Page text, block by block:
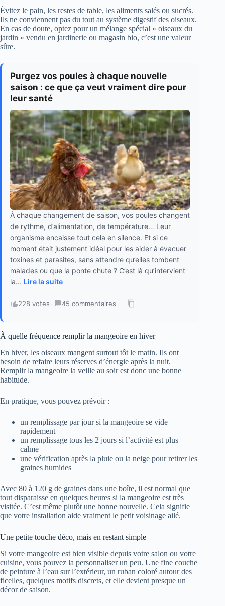
Évitez le pain, les restes de table, les aliments salés ou sucrés.
Ils ne conviennent pas du tout au système digestif des oiseaux.
En cas de doute, optez pour un mélange spécial « oiseaux du
jardin » vendu en jardinerie ou magasin bio, c’est une valeur
sûre.
Purgez vos poules à chaque nouvelle
saison : ce que ça veut vraiment dire pour
leur santé
À chaque changement de saison, vos poules changent
de rythme, d’alimentation, de température… Leur
organisme encaisse tout cela en silence. Et si ce
moment était justement idéal pour les aider à évacuer
toxines et parasites, sans attendre qu’elles tombent
malades ou que la ponte chute ? C’est là qu’intervient
la... Lire la suite
228 votes · 45 commentaires ·
À quelle fréquence remplir la mangeoire en hiver
En hiver, les oiseaux mangent surtout tôt le matin. Ils ont
besoin de refaire leurs réserves d’énergie après la nuit.
Remplir la mangeoire la veille au soir est donc une bonne
habitude.
En pratique, vous pouvez prévoir :
un remplissage par jour si la mangeoire se vide
rapidement
un remplissage tous les 2 jours si l’activité est plus
calme
une vérification après la pluie ou la neige pour retirer les
graines humides
Avec 80 à 120 g de graines dans une boîte, il est normal que
tout disparaisse en quelques heures si la mangeoire est très
visitée. C’est même plutôt une bonne nouvelle. Cela signifie
que votre installation aide vraiment le petit voisinage ailé.
Une petite touche déco, mais en restant simple
Si votre mangeoire est bien visible depuis votre salon ou votre
cuisine, vous pouvez la personnaliser un peu. Une fine couche
de peinture à l’eau sur l’extérieur, un ruban coloré autour des
ficelles, quelques motifs discrets, et elle devient presque un
décor de saison.